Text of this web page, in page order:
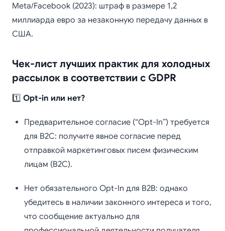
Meta/Facebook (2023): штраф в размере 1,2
миллиарда евро за незаконную передачу данных в
США.
Чек-лист лучших практик для холодных
рассылок в соответствии с GDPR
1️⃣ Opt-in или нет?
Предварительное согласие (“Opt-In”) требуется
для B2C: получите явное согласие перед
отправкой маркетинговых писем физическим
лицам (B2C).
Нет обязательного Opt-In для B2B: однако
убедитесь в наличии законного интереса и того,
что сообщение актуально для